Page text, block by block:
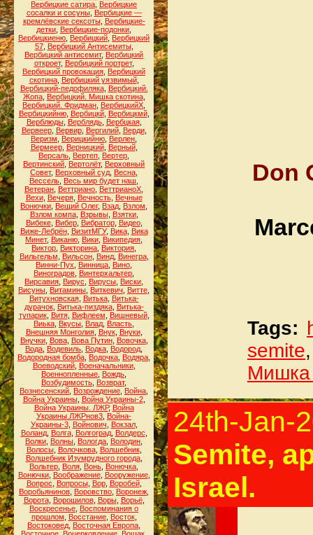
Вербицкие сатира Вербицкие
сосалки и сосуны, Вербицкие —
кремлёвские сексоты, Вербицкие-
детки Вербицкие-подонки
Вербицкиеню Вербицкий Вербицкий
57, Вербицкий Антисемиты,
Вербицкий антисемит, Вербицкий
откроет, Вербицкий портрет,
Вербицкий провокация Вербицкий
скотина, Вербицкий уязвимый,
Вербицкий-педофиляка, Вербицкий.
Жопа, Вербицкий. Мишка скотина,
Вербицкий. Фридман ВербицкийХ
Вербицкийню, Вербицкй, Вербицкмй,
Верблюды, Верблядь, Вербцкая,
Вервеер, Вервир, Вергилий, Верди,
Веризм
Верицкийню Верлен
Вермеер, Верницкий, Верный,
Версаль Вертеп Вертер
Вертинский Вертолёт, Верховный
Совет, Верховный суд Весна
Вессель Весь мир будет наш
Ветеран Веттриано ВеттрианоХ
Вехи, Вечеря, Вечность, Вечные
Вонючки Вещий Олег, Взад Взлом
Взлом компа, Взрывы, Взятки,
Вибеке, Вибер, Вибратор, Видео,
Виже-Лебрён, ВизитМГУ, Вика, Вика
Минет, Виканю Вики Википедия
Виктор Викторина Виктория
Вильгельм
Вильсон, Винд, Винегра,
Винни-Пух
Винница Вино
Виноградов Винтерхальтер
Вирсавия Вирус Вирусы Виски
Висуны Витамины Виткевич Витте
Витухновская, Витька, Витька-
дурачок, Витька-пиздяка, Витька-
тупарик, Витя, Вифлеем Вишневый,
Виька Вкусы Влад Власть
Внешняя Монголия, Внук, Внуки,
Внучки, Вова, Вова Путин, Вовочка,
Вода Водевиль Водка Водород
Водородная бомба Водочка Водяра
Воеводский, Военачальники,
Военнопленные Вождь
Возбудимость Возврат,
Вознесенский Возрождение Война
Война Украины, Война Украины-2,
Война Украины. ЛЖР, Война
Украины.ЛЖРнов3 Война-
Украины-3, Войнович Вокзал,
Воланд, Волга, Волгоград, Волдерс
Волки Волны Вологда Володин
Волосы, Волочкова, Волшебник,
Волшебник Изумрудного города,
Вольтер Воля Вонь Вонючка
Вонючки, Воображение, Вооружение,
Вопрос
Вопросы, Вор, Воробей,
Воробьянинов Воровство Воронеж
Ворота, Ворошилов, Воры, Ворьё,
Воскресенье Воспоминания о
прошлом
Восстание, Восток,
Востоковед Восточная Европа
Don
Tags:
semite
24th-Jan-
Semite,
Israel.